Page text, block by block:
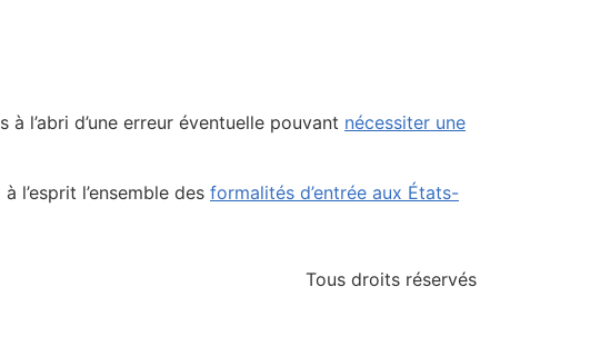
l’abri d’une erreur éventuelle pouvant nécessiter une
l’esprit l’ensemble des formalités d’entrée aux États-
Tous droits réservés